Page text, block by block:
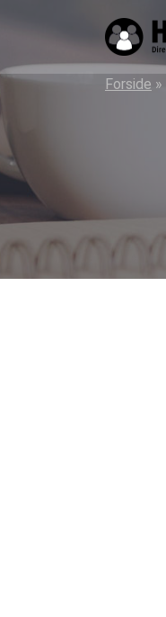
Forside »